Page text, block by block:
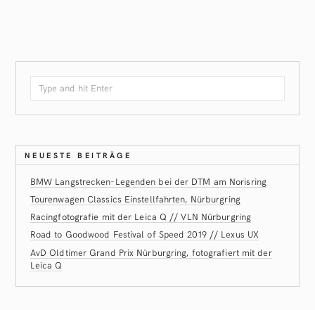
NEUESTE BEITRÄGE
BMW Langstrecken-Legenden bei der DTM am Norisring
Tourenwagen Classics Einstellfahrten, Nürburgring
Racingfotografie mit der Leica Q // VLN Nürburgring
Road to Goodwood Festival of Speed 2019 // Lexus UX
AvD Oldtimer Grand Prix Nürburgring, fotografiert mit der
Leica Q